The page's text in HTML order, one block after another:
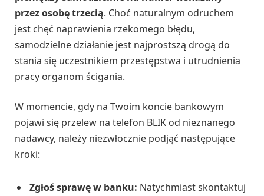
przez osobę trzecią. Choć naturalnym odruchem
jest chęć naprawienia rzekomego błędu,
samodzielne działanie jest najprostszą drogą do
stania się uczestnikiem przestępstwa i utrudnienia
pracy organom ścigania.
W momencie, gdy na Twoim koncie bankowym
pojawi się przelew na telefon BLIK od nieznanego
nadawcy, należy niezwłocznie podjąć następujące
kroki:
Zgłoś sprawę w banku: Natychmiast skontaktuj